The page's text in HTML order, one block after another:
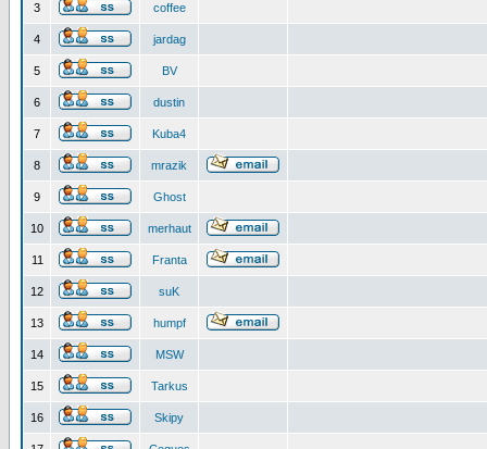
3 coffee
4 jardag
5 BV
6 dustin
7 Kuba4
8 mrazik
9 Ghost
10 merhaut
11 Franta
12 suK
13 humpf
14 MSW
15 Tarkus
16 Skipy